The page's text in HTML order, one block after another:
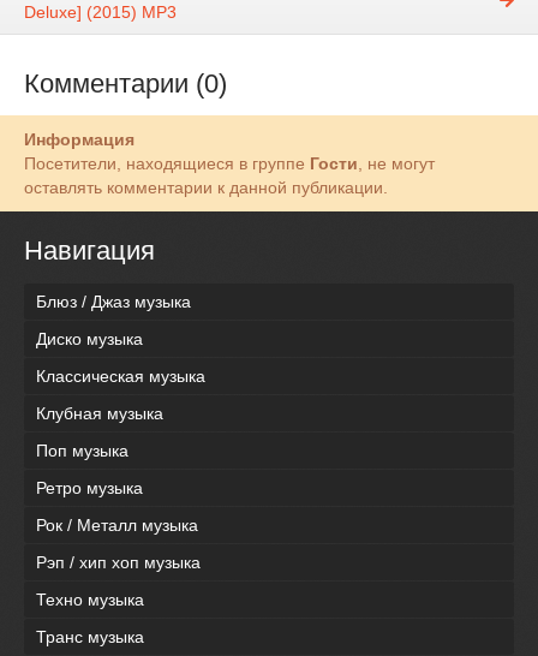
Deluxe] (2015) MP3
Комментарии (0)
Информация
Посетители, находящиеся в группе Гости, не могут
оставлять комментарии к данной публикации.
Навигация
Блюз / Джаз музыка
Диско музыка
Классическая музыка
Клубная музыка
Поп музыка
Ретро музыка
Рок / Металл музыка
Рэп / хип хоп музыка
Техно музыка
Транс музыка